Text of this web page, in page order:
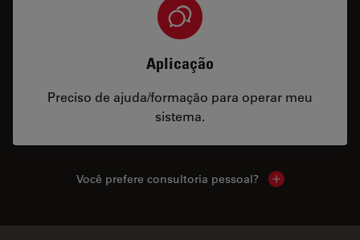
Aplicação
Preciso de ajuda/formação para operar meu
sistema.
Você prefere consultoria pessoal? Show local